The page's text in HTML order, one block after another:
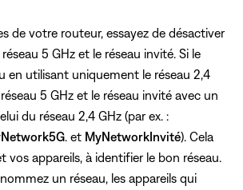
de votre routeur, essayez de désactiver
5 GHz et le réseau invité. Si le
en utilisant uniquement le réseau 2,4
5 GHz et le réseau invité avec un
du réseau 2,4 GHz (par ex. :
. et MyNetworkInvité). Cela
vos appareils, à identifier le bon réseau.
un réseau, les appareils qui